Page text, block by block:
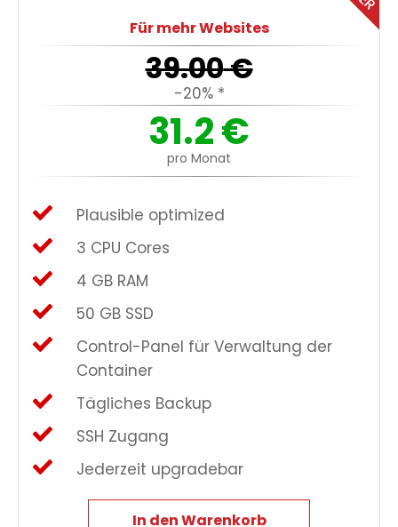
Für mehr Websites
39.00€
-20% *
31.2€
pro Monat
Plausible optimized
3 CPU Cores
4 GB RAM
50 GB SSD
Control-Panel für Verwaltung der
Container
Tägliches Backup
SSH Zugang
Jederzeit upgradebar
In den Warenkorb